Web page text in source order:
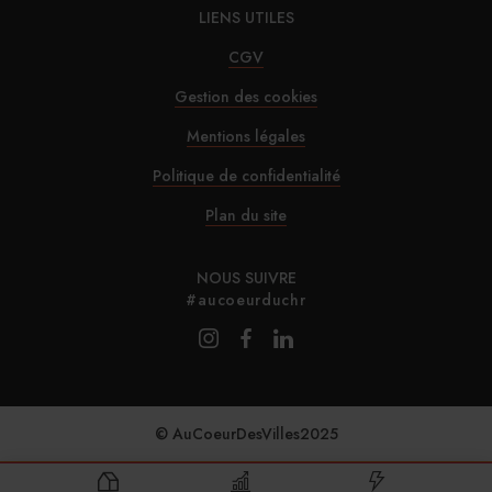
29/07/2026
29/07/2026
Brown-Forman rejette l’offre de Sazerac
29/07/2026
LIENS UTILES
CGV
Gestion des cookies
Mentions légales
Politique de confidentialité
Plan du site
NOUS SUIVRE
#aucoeurduchr
© AuCoeurDesVilles2025